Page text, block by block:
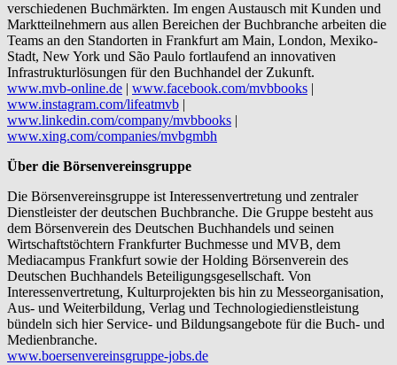
verschiedenen Buchmärkten. Im engen Austausch mit Kunden und
Marktteilnehmern aus allen Bereichen der Buchbranche arbeiten die
Teams an den Standorten in Frankfurt am Main, London, Mexiko-
Stadt, New York und São Paulo fortlaufend an innovativen
Infrastrukturlösungen für den Buchhandel der Zukunft.
www.mvb-online.de | www.facebook.com/mvbbooks |
www.instagram.com/lifeatmvb |
www.linkedin.com/company/mvbbooks |
www.xing.com/companies/mvbgmbh
Über die Börsenvereinsgruppe
Die Börsenvereinsgruppe ist Interessenvertretung und zentraler
Dienstleister der deutschen Buchbranche. Die Gruppe besteht aus
dem Börsenverein des Deutschen Buchhandels und seinen
Wirtschaftstöchtern Frankfurter Buchmesse und MVB, dem
Mediacampus Frankfurt sowie der Holding Börsenverein des
Deutschen Buchhandels Beteiligungsgesellschaft. Von
Interessenvertretung, Kulturprojekten bis hin zu Messeorganisation,
Aus- und Weiterbildung, Verlag und Technologiedienstleistung
bündeln sich hier Service- und Bildungsangebote für die Buch- und
Medienbranche.
www.boersenvereinsgruppe-jobs.de